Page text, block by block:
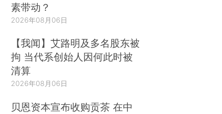
素带动？
2026年08月06日
【我闻】艾路明及多名股东被
拘 当代系创始人因何此时被
清算
2026年08月06日
贝恩资本宣布收购贡茶 在中